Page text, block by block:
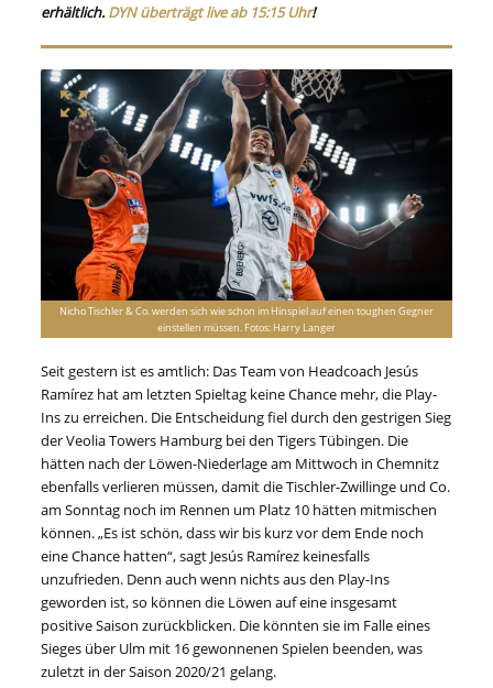
erhältlich.DYN überträgt live ab 15:15 Uhr!
Nicho Tischler & Co. werden sich wie schon im Hinspiel auf einen toughen Gegner
einstellen müssen. Fotos: Harry Langer
Seit gestern ist es amtlich: Das Team von Headcoach Jesús
Ramírez hat am letzten Spieltag keine Chance mehr, die Play-
Ins zu erreichen. Die Entscheidung fiel durch den gestrigen Sieg
der Veolia Towers Hamburg bei den Tigers Tübingen. Die
hätten nach der Löwen-Niederlage am Mittwoch in Chemnitz
ebenfalls verlieren müssen, damit die Tischler-Zwillinge und Co.
am Sonntag noch im Rennen um Platz 10 hätten mitmischen
können. „Es ist schön, dass wir bis kurz vor dem Ende noch
eine Chance hatten“, sagt Jesús Ramírez keinesfalls
unzufrieden. Denn auch wenn nichts aus den Play-Ins
geworden ist, so können die Löwen auf eine insgesamt
positive Saison zurückblicken. Die könnten sie im Falle eines
Sieges über Ulm mit 16 gewonnenen Spielen beenden, was
zuletzt in der Saison 2020/21 gelang.